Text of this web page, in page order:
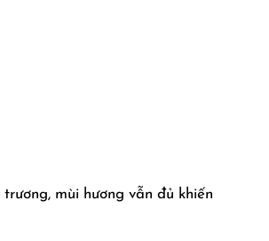
mùi hương vẫn đủ khiến